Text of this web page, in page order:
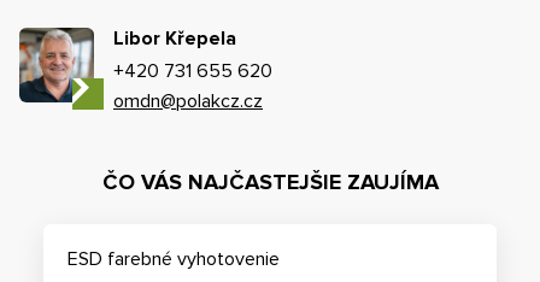
Libor Křepela
+420 731 655 620
omdn@polakcz.cz
ČO VÁS NAJČASTEJŠIE ZAUJÍMA
ESD farebné vyhotovenie